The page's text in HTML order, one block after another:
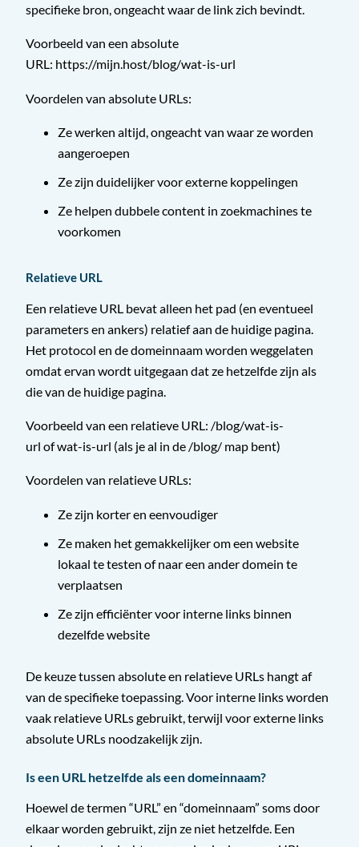
specifieke bron, ongeacht waar de link zich bevindt.
Voorbeeld van een absolute
URL: https://mijn.host/blog/wat-is-url
Voordelen van absolute URLs:
Ze werken altijd, ongeacht van waar ze worden
aangeroepen
Ze zijn duidelijker voor externe koppelingen
Ze helpen dubbele content in zoekmachines te
voorkomen
Relatieve URL
Een relatieve URL bevat alleen het pad (en eventueel
parameters en ankers) relatief aan de huidige pagina.
Het protocol en de domeinnaam worden weggelaten
omdat ervan wordt uitgegaan dat ze hetzelfde zijn als
die van de huidige pagina.
Voorbeeld van een relatieve URL: /blog/wat-is-
url of wat-is-url (als je al in de /blog/ map bent)
Voordelen van relatieve URLs:
Ze zijn korter en eenvoudiger
Ze maken het gemakkelijker om een website
lokaal te testen of naar een ander domein te
verplaatsen
Ze zijn efficiënter voor interne links binnen
dezelfde website
De keuze tussen absolute en relatieve URLs hangt af
van de specifieke toepassing. Voor interne links worden
vaak relatieve URLs gebruikt, terwijl voor externe links
absolute URLs noodzakelijk zijn.
Is een URL hetzelfde als een domeinnaam?
Hoewel de termen “URL” en “domeinnaam” soms door
elkaar worden gebruikt, zijn ze niet hetzelfde. Een